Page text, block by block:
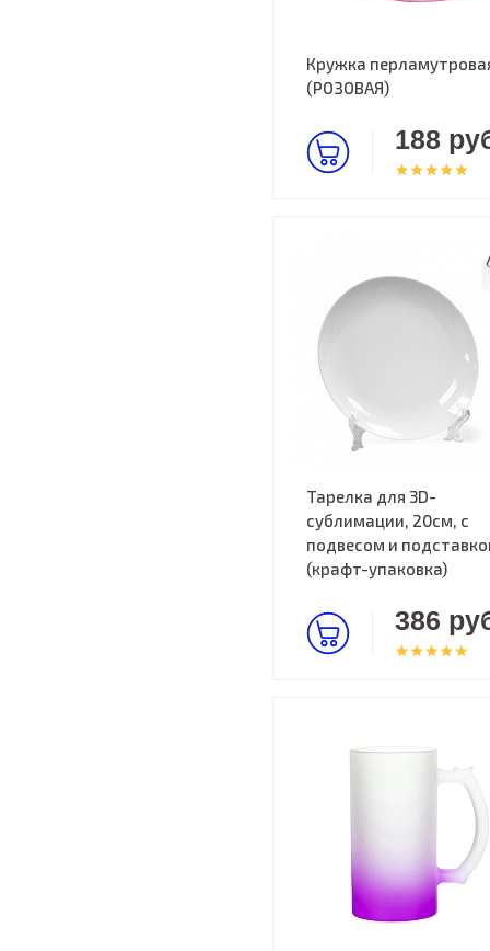
Кружка
(РОЗОВАЯ)
188
Тарелка для 3D-
сублимации, 20см, с
подвесом и
(крафт-упаковка)
386